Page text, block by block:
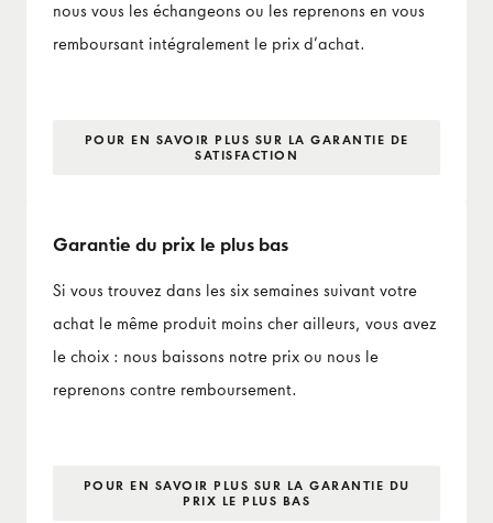
nous vous les échangeons ou les reprenons en vous
remboursant intégralement le prix d’achat.
POUR EN SAVOIR PLUS SUR LA GARANTIE DE
SATISFACTION
Garantie du prix le plus bas
Si vous trouvez dans les six semaines suivant votre
achat le même produit moins cher ailleurs, vous avez
le choix : nous baissons notre prix ou nous le
reprenons contre remboursement.
POUR EN SAVOIR PLUS SUR LA GARANTIE DU
PRIX LE PLUS BAS